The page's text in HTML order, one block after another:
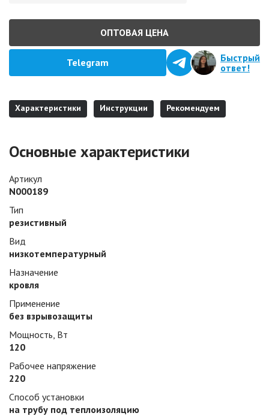
ОПТОВАЯ ЦЕНА
Telegram
Быстрый
ответ!
Характеристики Инструкции Рекомендуем
Основные характеристики
Артикул
N000189
Тип
резистивный
Вид
низкотемпературный
Назначение
кровля
Применение
без взрывозащиты
Мощность, Вт
120
Рабочее напряжение
220
Способ установки
на трубу под теплоизоляцию